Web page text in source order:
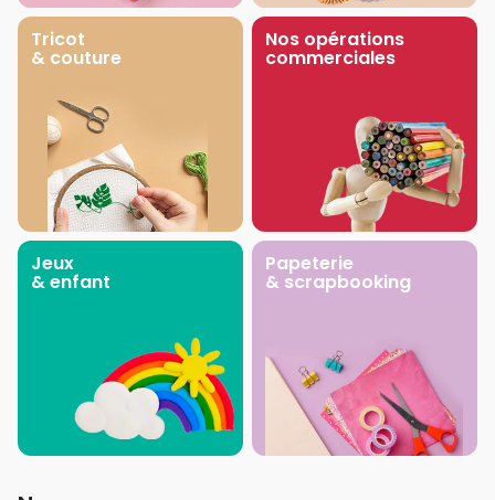
Tricot
& couture
Nos opérations
commerciales
Jeux
& enfant
Papeterie
& scrapbooking